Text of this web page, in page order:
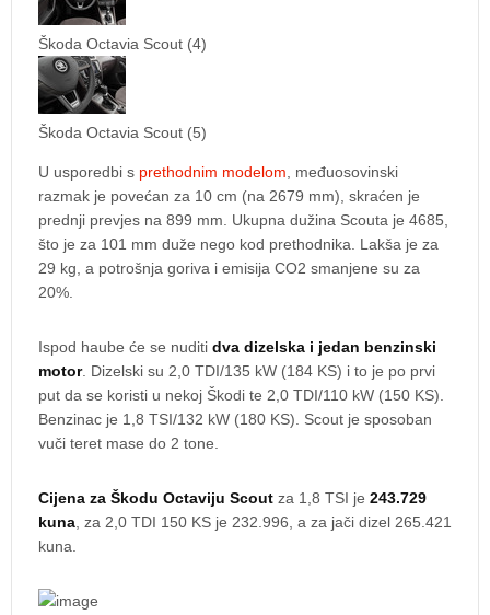
Škoda Octavia Scout (4)
Škoda Octavia Scout (5)
U usporedbi s prethodnim modelom , međuosovinski
razmak je povećan za 10 cm (na 2679 mm), skraćen je
prednji prevjes na 899 mm. Ukupna dužina Scouta je 4685,
što je za 101 mm duže nego kod prethodnika. Lakša je za
29 kg, a potrošnja goriva i emisija CO2 smanjene su za
20%.
Ispod haube će se nuditi dva dizelska i jedan benzinski
motor. Dizelski su 2,0 TDI/135 kW (184 KS) i to je po prvi
put da se koristi u nekoj Škodi te 2,0 TDI/110 kW (150 KS).
Benzinac je 1,8 TSI/132 kW (180 KS). Scout je sposoban
vuči teret mase do 2 tone.
Cijena za Škodu Octaviju Scout za 1,8 TSI je 243.729
kuna , za 2,0 TDI 150 KS je 232.996, a za jači dizel 265.421
kuna.